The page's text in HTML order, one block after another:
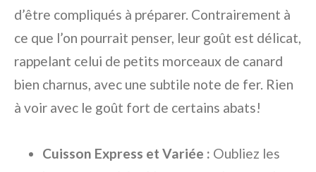
d’être compliqués à préparer. Contrairement à
ce que l’on pourrait penser, leur goût est délicat,
rappelant celui de petits morceaux de canard
bien charnus, avec une subtile note de fer. Rien
à voir avec le goût fort de certains abats!
Cuisson Express et Variée : Oubliez les